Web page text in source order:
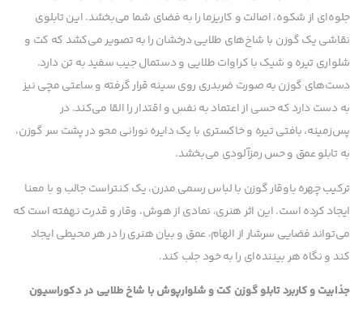
جلوه‌ای از شکوه، اصالت و کاریزما را به فضای شما می‌بخشد. این تابلوی
نقاشی یک گوزن با شاخ‌های طلایی درخشان را به تصویر می‌کشد که کت و
شلواری تیره و شیک با کراوات طلایی و دستمال جیب سفید به تن دارد.
دست‌های گوزن به صورت ضربدری روی سینه قرار گرفته و ساعتی مچی نیز
به دست دارد که حسی از اعتماد به نفس و اقتدار را القا می‌کند. در
پس‌زمینه، بافتی تیره و خاکستری با یک دایره نورانی محو در پشت سر گوزن،
به تابلو عمق و حس رمزآلودی می‌بخشد.
ترکیب چهره باوقار گوزن با لباس رسمی مدرن، یک کنتراست جالب و با معنا
ایجاد کرده است. این اثر هنری، نمادی از هوش، وقار و قدرت نهفته است که
می‌تواند فضایی سرشار از الهام، عمق و بیان هنری را در هر محیطی ایجاد
کند و نگاه هر بیننده‌ای را به خود جلب کند.
جذابیت و کاربرد تابلو گوزن کت و شلوارپوش با شاخ طلایی در دکوراسیون